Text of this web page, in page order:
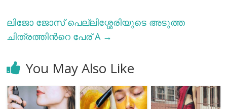
ലിജോ ജോസ് പെല്ലിശ്ശേരിയുടെ അടുത്ത
ചിത്രത്തിന്‍റെ പേര് A →
You May Also Like